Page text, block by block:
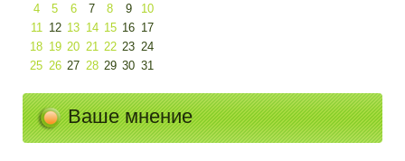
4
5 6 7 8 9
10
11
12 13 14 15 16 17
18 19 20 21 22 23 24
25 26 27 28 29 30 31
Ваше мнение